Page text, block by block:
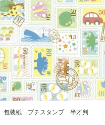
包装紙 プチスタンプ 半才判